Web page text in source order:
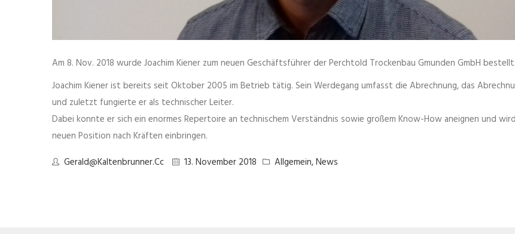
Am 8. Nov. 2018 wurde Joachim Kiener zum neuen Geschäftsführer der Perchtold Trockenbau Gmunden GmbH bestellt.
Joachim Kiener ist bereits seit Oktober 2005 im Betrieb tätig. Sein Werdegang umfasst die Abrechnung, das
und zuletzt fungierte er als technischer Leiter.
Dabei konnte er sich ein enormes Repertoire an technischem Verständnis sowie großem Know-How aneignen und
neuen Position nach Kräften einbringen.
Gerald@kaltenbrunner.cc
13. November 2018 Allgemein,News